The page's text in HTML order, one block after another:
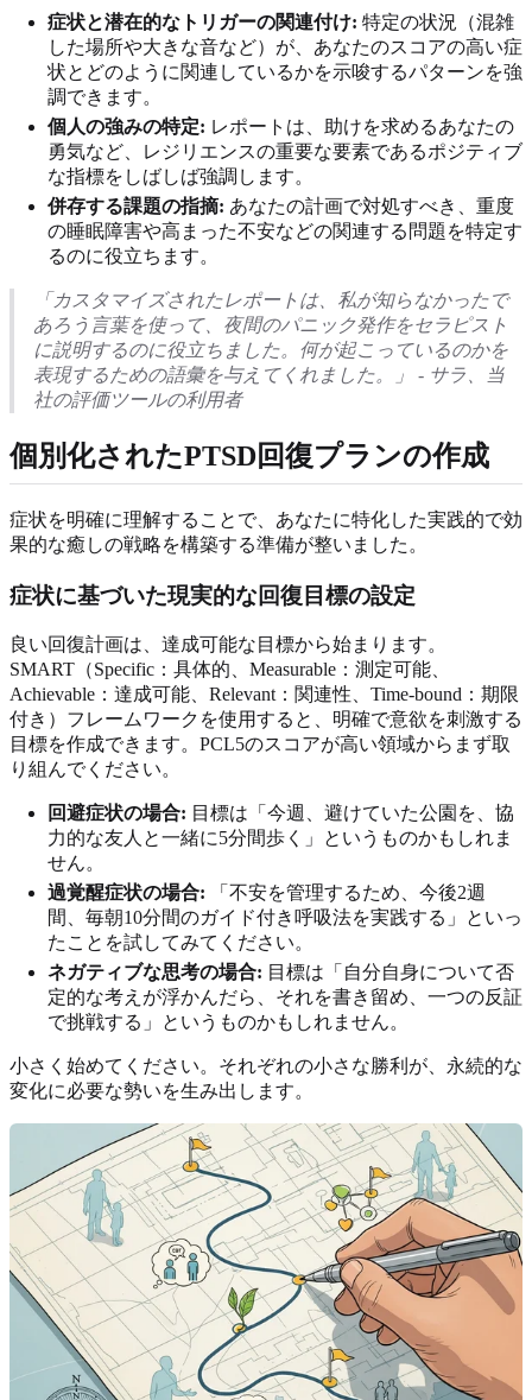
症状と潜在的なトリガーの関連付け: 特定の状況（混雑
した場所や大きな音など）が、あなたのスコアの高い症
状とどのように関連しているかを示唆するパターンを強
調できます。
個人の強みの特定: レポートは、助けを求めるあなたの
勇気など、レジリエンスの重要な要素であるポジティブ
な指標をしばしば強調します。
併存する課題の指摘: あなたの計画で対処すべき、重度
の睡眠障害や高まった不安などの関連する問題を特定す
るのに役立ちます。
「カスタマイズされたレポートは、私が知らなかったで
あろう言葉を使って、夜間のパニック発作をセラピスト
に説明するのに役立ちました。何が起こっているのかを
表現するための語彙を与えてくれました。」 - サラ、当
社の評価ツールの利用者
個別化されたPTSD回復プランの作成
症状を明確に理解することで、あなたに特化した実践的で効
果的な癒しの戦略を構築する準備が整いました。
症状に基づいた現実的な回復目標の設定
良い回復計画は、達成可能な目標から始まります。
SMART（Specific：具体的、Measurable：測定可能、
Achievable：達成可能、Relevant：関連性、Time-bound：期限
付き）フレームワークを使用すると、明確で意欲を刺激する
目標を作成できます。PCL5のスコアが高い領域からまず取
り組んでください。
回避症状の場合: 目標は「今週、避けていた公園を、協
力的な友人と一緒に5分間歩く」というものかもしれま
せん。
過覚醒症状の場合: 「不安を管理するため、今後2週
間、毎朝10分間のガイド付き呼吸法を実践する」といっ
たことを試してみてください。
ネガティブな思考の場合: 目標は「自分自身について否
定的な考えが浮かんだら、それを書き留め、一つの反証
で挑戦する」というものかもしれません。
小さく始めてください。それぞれの小さな勝利が、永続的な
変化に必要な勢いを生み出します。